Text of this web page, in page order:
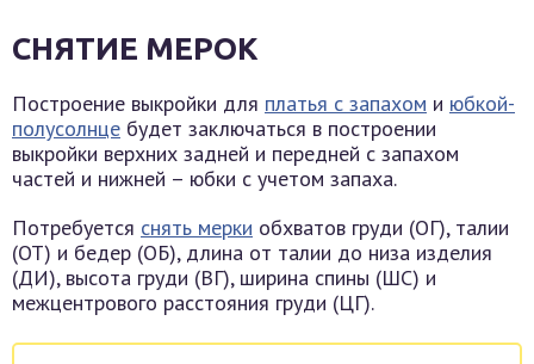
СНЯТИЕ МЕРОК
Построение выкройки для платья с запахом и юбкой-
полусолнце будет заключаться в построении
выкройки верхних задней и передней с запахом
частей и нижней – юбки с учетом запаха.
Потребуется снять мерки обхватов груди (ОГ), талии
(ОТ) и бедер (ОБ), длина от талии до низа изделия
(ДИ), высота груди (ВГ), ширина спины (ШС) и
межцентрового расстояния груди (ЦГ).